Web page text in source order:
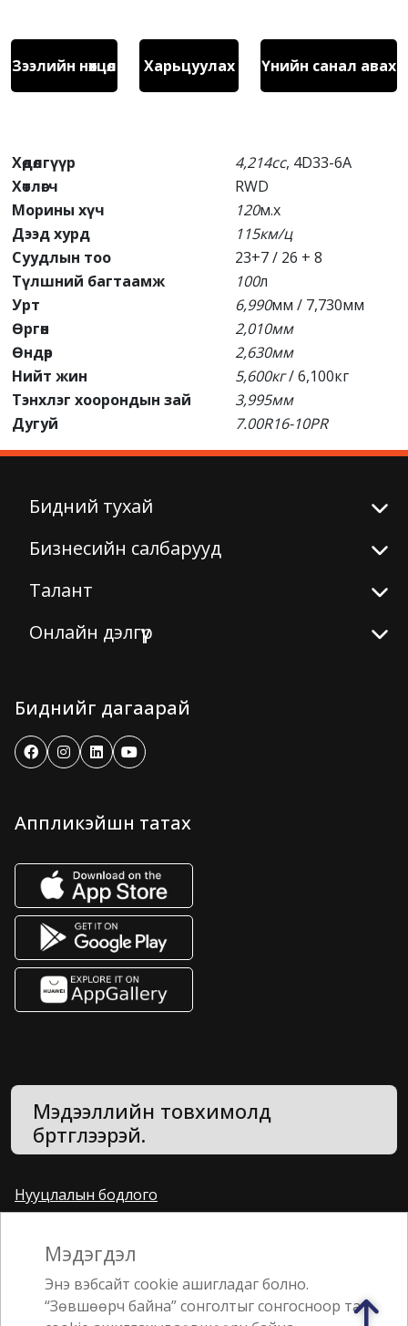
Зээлийн нөхцөл Харьцуулах Үнийн санал авах
Хөдөлгүүр 4,214cc, 4D33-6A
Хөтлөгч
RWD
Морины хүч
120м.х
Дээд хурд
115км/ц
Суудлын тоо
23+7 / 26 + 8
Түлшний багтаамж
100л
Урт
6,990мм / 7,730мм
Өргөн
2,010мм
Өндөр
2,630мм
Нийт жин
5,600кг/ 6,100кг
Тэнхлэг хоорондын зай
3,995мм
Дугуй
7.00R16-10PR
Бидний тухай
Бизнесийн салбарууд
Талант
Онлайн дэлгүүр
Биднийг дагаарай
Аппликэйшн татах
Мэдээллийн товхимолд
бүртгүүлээрэй.
Нууцлалын бодлого
Санал, хүсэлт
Jebsen & Jessen Группийн гишүүн
Мэдэгдэл
Энэ вэбсайт cookie ашигладаг болно.
“Зөвшөөрч байна” сонголтыг сонгосноор та